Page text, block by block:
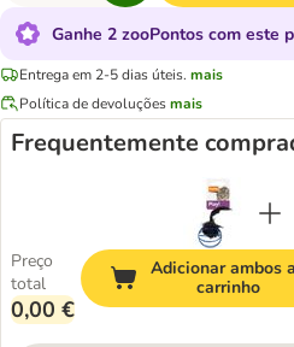
Ganhe 2 zooPontos com este
Entrega em 2-5 dias úteis. mais
Política de devoluçõesmais
Frequentemente
Preço
total
0,00 €
Adicionar ambos
carrinho